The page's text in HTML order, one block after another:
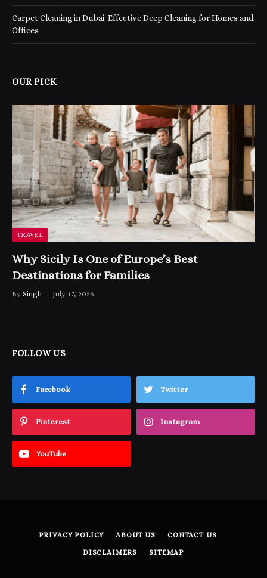
Carpet Cleaning in Dubai: Effective Deep Cleaning for Homes and
Offices
OUR PICK
TRAVEL
Why Sicily Is One of Europe’s Best
Destinations for Families
By Singh July 17, 2026
FOLLOW US
Facebook Twitter
Pinterest Instagram
YouTube
PRIVACY POLICY ABOUT US CONTACT US
DISCLAIMERS SITEMAP